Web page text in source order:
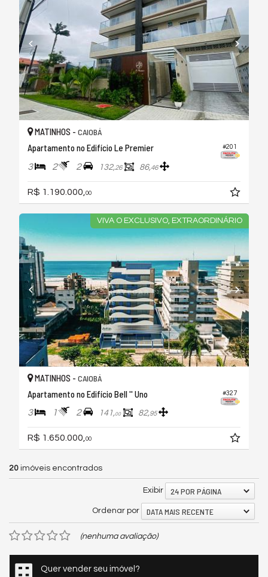
#201
MATINHOS - CAIOBÁ
Apartamento no Edifício Le Premier
3 2 2 132,26 86,46
R$ 1.190.000, 00
VIVA O EXCLUSIVO, EXTRAORDINÁRIO
#327
MATINHOS - CAIOBÁ
Apartamento no Edifício Bell '' Uno
3 1 2 141,00 82,95
R$ 1.650.000, 00
20 imóveis encontrados
Exibir 24 POR PÁGINA
Ordenar por DATA MAIS RECENTE
(nenhuma avaliação)
Quer vender seu imóvel?